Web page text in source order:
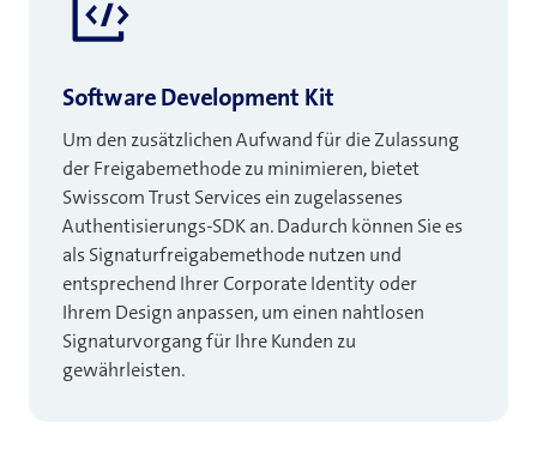
Software Development Kit
Um den zusätzlichen Aufwand für die Zulassung
der Freigabemethode zu minimieren, bietet
Swisscom Trust Services ein zugelassenes
Authentisierungs-SDK an. Dadurch können Sie es
als Signaturfreigabemethode nutzen und
entsprechend Ihrer Corporate Identity oder
Ihrem Design anpassen, um einen nahtlosen
Signaturvorgang für Ihre Kunden zu
gewährleisten.